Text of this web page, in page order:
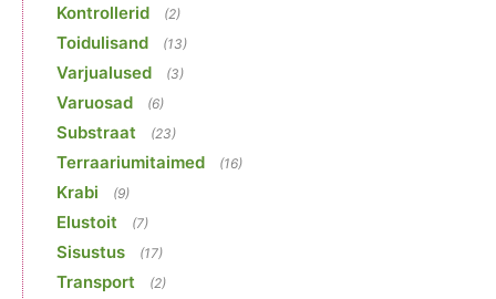
Kontrollerid (2)
Toidulisand (13)
Varjualused (3)
Varuosad (6)
Substraat (23)
Terraariumitaimed (16)
Krabi (9)
Elustoit (7)
Sisustus (17)
Transport (2)